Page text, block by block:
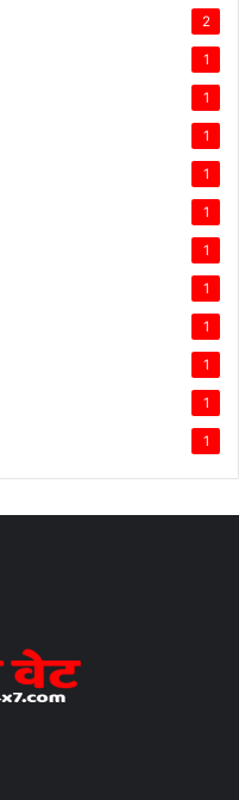
2
1
1
1
1
1
1
1
1
1
1
1